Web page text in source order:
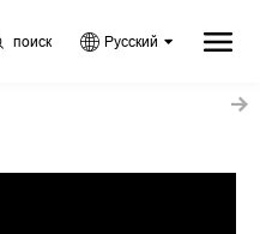
поиск Русский